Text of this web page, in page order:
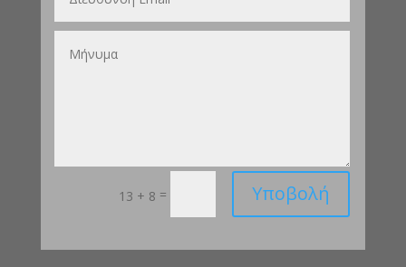
13 + 8 = Υποβολή